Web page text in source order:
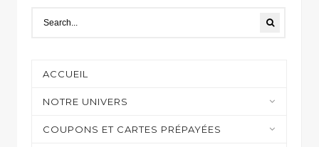
ACCUEIL
NOTRE UNIVERS
Moyens de paiement
COUPONS ET CARTES PRÉPAYÉES